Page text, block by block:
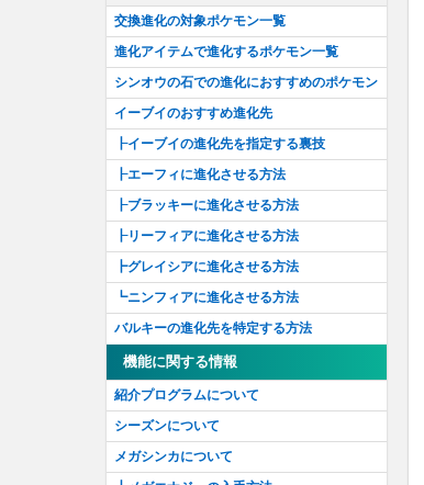
アーカラ島を研究せよ！
ウラウラ島を研究せよ！
ポニ島を研究せよ！
ほのお
みず
くさ
でんき
ひこう
エスパー
ドラゴン
かくとう
どく
むし
いわ
じめん
ゴースト
こおり
はがね
あく
交換進化の対象ポケモン一覧
進化アイテムで進化するポケモン一覧
シンオウの石での進化におすすめのポケモン
イーブイのおすすめ進化先
┠イーブイの進化先を指定する裏技
┠エーフィに進化させる方法
┠ブラッキーに進化させる方法
┠リーフィアに進化させる方法
┣グレイシアに進化させる方法
┗ニンフィアに進化させる方法
バルキーの進化先を特定する方法
機能に関する情報
紹介プログラムについて
シーズンについて
メガシンカについて